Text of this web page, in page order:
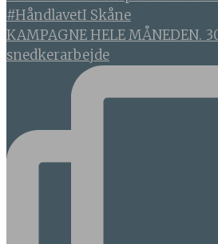
KAMPAGNE HELE MÅNEDEN.
snedkerarbejde